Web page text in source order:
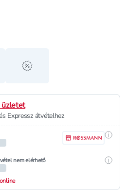
a bevásárló listához
alert when on sale
üzletet
Expressz átvételhez
nem elérhető